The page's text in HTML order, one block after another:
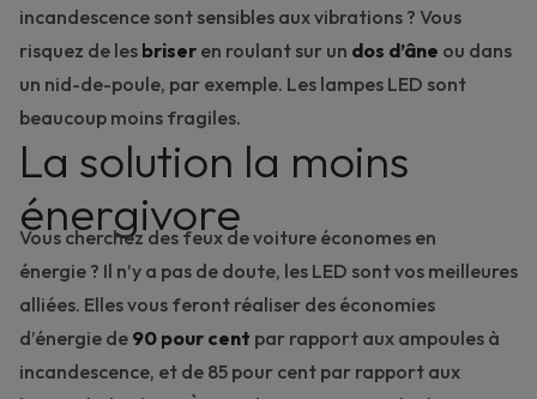
incandescence sont sensibles aux vibrations ? Vous
risquez de les briser en roulant sur un dos d’âne ou dans
un nid-de-poule, par exemple. Les lampes LED sont
beaucoup moins fragiles.
La solution la moins
énergivore
Vous cherchez des feux de voiture économes en
énergie ? Il n’y a pas de doute, les LED sont vos meilleures
alliées. Elles vous feront réaliser des économies
d’énergie de 90 pour cent par rapport aux ampoules à
incandescence, et de 85 pour cent par rapport aux